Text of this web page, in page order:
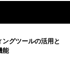
グツールの活用と
能